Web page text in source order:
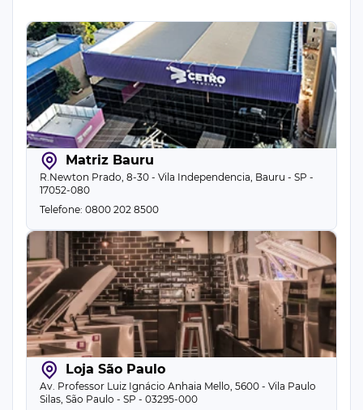
Matriz Bauru
R.Newton Prado, 8-30 - Vila Independencia, Bauru - SP -
17052-080
Telefone: 0800 202 8500
Loja São Paulo
Av. Professor Luiz Ignácio Anhaia Mello, 5600 - Vila Paulo
Silas, São Paulo - SP - 03295-000